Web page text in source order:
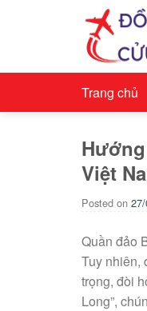
Trang chủ
Việt
Posted on
Quần đảo
Tuy nhiên,
trọng, đòi
Long”,